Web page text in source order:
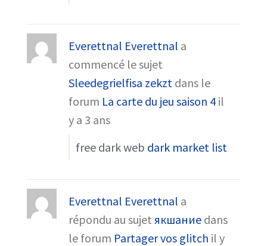
Everettnal Everettnal a
commencé le sujet
Sleedegrielfisa zekzt dans le
forum La carte du jeu saison 4 il
y a 3 ans
free dark web dark market list
Everettnal Everettnal a
répondu au sujetякшание dans
le forum Partager vos glitch il y